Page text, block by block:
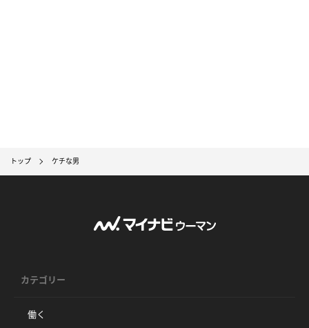
トップ ケチな男
カテゴリー
働く